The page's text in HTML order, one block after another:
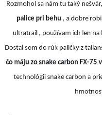
Rozmohol sa nám tu taký
palice pri behu, a dobre
ultratrail , používam ich len na
Dostal som do rúk paličky z
čo máju zo snake carbon FX-75
technológii snake carbon a